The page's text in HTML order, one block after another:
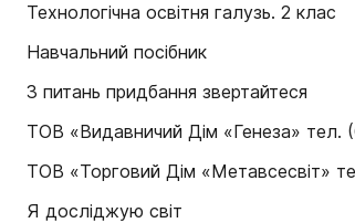
Технологічна освітня галузь. 2 клас
Навчальний посібник
З питань придбання звертайтеся
ТОВ «Видавничий Дім «Генеза» тел.
ТОВ «Торговий Дім «Метавсесвіт»
Я досліджую світ